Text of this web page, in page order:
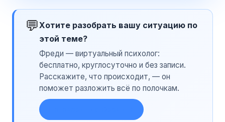
💬Хотите разобрать вашу ситуацию по
этой теме?
Фреди — виртуальный психолог:
бесплатно, круглосуточно и без записи.
Расскажите, что происходит, — он
поможет разложить всё по полочкам.